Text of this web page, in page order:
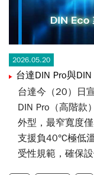
2026.05.20
台達DIN Pro與
台達今（20）日
DIN Pro（高階款
外型，最窄寬度
支援負40°C極低
受性規範，確保